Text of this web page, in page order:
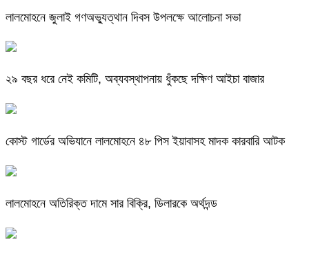
লালমোহনে জুলাই গণঅভ্যুত্থান দিবস উপলক্ষে আলোচনা সভা
২৯ বছর ধরে নেই কমিটি, অব্যবস্থাপনায় ধুঁকছে দক্ষিণ আইচা বাজার
কোস্ট গার্ডের অভিযানে লালমোহনে ৪৮ পিস ইয়াবাসহ মাদক কারবারি আটক
লালমোহনে অতিরিক্ত দামে সার বিক্রি, ডিলারকে অর্থদন্ড